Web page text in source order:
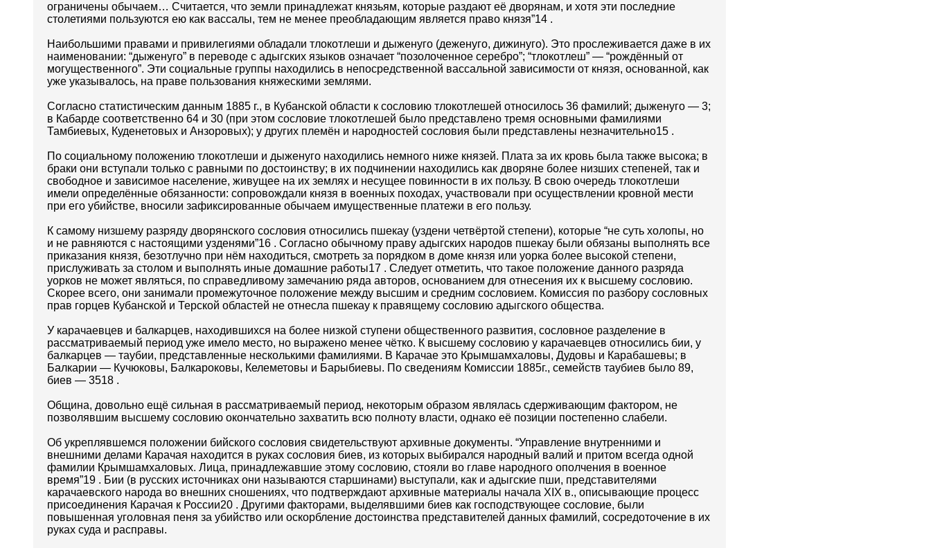
ограничены обычаем… Считается, что земли принадлежат князьям, которые раздают её дворянам, и хотя эти последние
столетиями пользуются ею как вассалы, тем не менее преобладающим является право князя”14 .
Наибольшими правами и привилегиями обладали тлокотлеши и дыженуго (деженуго, дижинуго). Это прослеживается даже в их
наименовании: “дыженуго” в переводе с адыгских языков означает “позолоченное серебро”; “тлокотлеш” — “рождённый от
могущественного”. Эти социальные группы находились в непосредственной вассальной зависимости от князя, основанной, как
уже указывалось, на праве пользования княжескими землями.
Согласно статистическим данным 1885 г., в Кубанской области к сословию тлокотлешей относилось 36 фамилий; дыженуго — 3;
в Кабарде соответственно 64 и 30 (при этом сословие тлокотлешей было представлено тремя основными фамилиями
Тамбиевых, Куденетовых и Анзоровых); у других племён и народностей сословия были представлены незначительно15 .
По социальному положению тлокотлеши и дыженуго находились немного ниже князей. Плата за их кровь была также высока; в
браки они вступали только с равными по достоинству; в их подчинении находились как дворяне более низших степеней, так и
свободное и зависимое население, живущее на их землях и несущее повинности в их пользу. В свою очередь тлокотлеши
имели определённые обязанности: сопровождали князя в военных походах, участвовали при осуществлении кровной мести
при его убийстве, вносили зафиксированные обычаем имущественные платежи в его пользу.
К самому низшему разряду дворянского сословия относились пшекау (уздени четвёртой степени), которые “не суть холопы, но
и не равняются с настоящими узденями”16 . Согласно обычному праву адыгских народов пшекау были обязаны выполнять все
приказания князя, безотлучно при нём находиться, смотреть за порядком в доме князя или уорка более высокой степени,
прислуживать за столом и выполнять иные домашние работы17 . Следует отметить, что такое положение данного разряда
уорков не может являться, по справедливому замечанию ряда авторов, основанием для отнесения их к высшему сословию.
Скорее всего, они занимали промежуточное положение между высшим и средним сословием. Комиссия по разбору сословных
прав горцев Кубанской и Терской областей не отнесла пшекау к правящему сословию адыгского общества.
У карачаевцев и балкарцев, находившихся на более низкой ступени общественного развития, сословное разделение в
рассматриваемый период уже имело место, но выражено менее чётко. К высшему сословию у карачаевцев относились бии, у
балкарцев — таубии, представленные несколькими фамилиями. В Карачае это Крымшамхаловы, Дудовы и Карабашевы; в
Балкарии — Кучюковы, Балкароковы, Келеметовы и Барыбиевы. По сведениям Комиссии 1885г., семейств таубиев было 89,
биев — 3518 .
Община, довольно ещё сильная в рассматриваемый период, некоторым образом являлась сдерживающим фактором, не
позволявшим высшему сословию окончательно захватить всю полноту власти, однако её позиции постепенно слабели.
Об укреплявшемся положении бийского сословия свидетельствуют архивные документы. “Управление внутренними и
внешними делами Карачая находится в руках сословия биев, из которых выбирался народный валий и притом всегда одной
фамилии Крымшамхаловых. Лица, принадлежавшие этому сословию, стояли во главе народного ополчения в военное
время”19 . Бии (в русских источниках они называются старшинами) выступали, как и адыгские пши, представителями
карачаевского народа во внешних сношениях, что подтверждают архивные материалы начала XIX в., описывающие процесс
присоединения Карачая к России20 . Другими факторами, выделявшими биев как господствующее сословие, были
повышенная уголовная пеня за убийство или оскорбление достоинства представителей данных фамилий, сосредоточение в их
руках суда и расправы.